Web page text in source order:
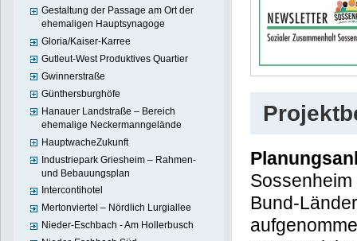
Gestaltung der Passage am Ort der
ehemaligen Hauptsynagoge
Gloria/Kaiser-Karree
Gutleut-West Produktives Quartier
Gwinnerstraße
Günthersburghöfe
Hanauer Landstraße – Bereich
ehemalige Neckermanngelände
HauptwacheZukunft
Industriepark Griesheim – Rahmen-
und Bebauungsplan
Intercontihotel
Mertonviertel – Nördlich Lurgiallee
Nieder-Eschbach - Am Hollerbusch
Bund-